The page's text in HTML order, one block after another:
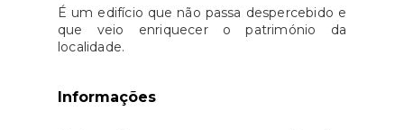
É um edifício que não passa despercebido e
que veio enriquecer o património da
localidade.
Informações